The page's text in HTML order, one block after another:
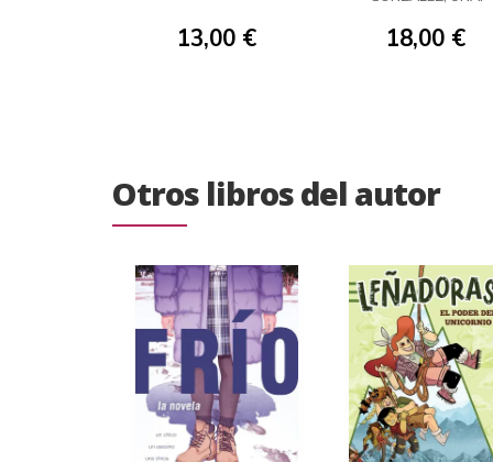
13,00 € 18,00 €
Otros libros del autor